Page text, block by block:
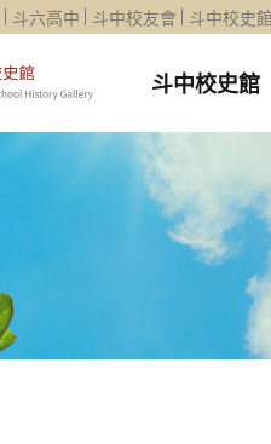
斗六高中 斗中校友會 斗中校史館
斗中校史館